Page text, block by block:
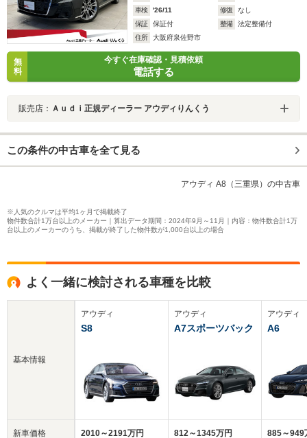
車検
'26/11 修復
なし
保証
保証付 整備
法定整備付
住所
大阪府泉佐野市
無
料
今すぐ在庫確認・見積依頼
電話する
販売店： Ａｕｄｉ正規ディーラー アウディりんくう
この条件の中古車を全て見る
アウディ A8（三重県）の中古車
※人気のクルマは平均1ヶ月で掲載終了
物件数合計1万台以上のメーカー｜算出データ期間：2024年9月～11月｜内容：物件数合計1万
台以上のメーカーのうち、掲載が終了した物件数が1,000台以上の場合
よく一緒に検討される車種を比較
基本情報
新車価格
アウディ
S8
2010～2191万円
アウディ
A7スポーツバック
812～1345万円
アウディ
A6
885～949